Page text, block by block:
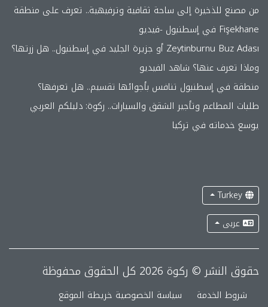
من مصنع للذخيرة إلى ساحة ثقافية وترفيهية.. تعرف على منطقة
Fişekhane في إسطنبول -فيديو
Zeytinburnu Buz Adası أو جزيرة الجليد في إسطنبول.. هل زرتها؟
وماذا تعرف عنها؟ شاهد الفيديو
منطقة في إسطنبول تنافس بأجوائها تقسيم.. هل تعرفها؟
طلبات المطاعم وتأجير الشقق والسيارات.. ركوة: دليلكم العربي
يوسع خدماته في تركيا
Turkey
عربى
حقوق النشر © ركوة 2026 كل الحقوق محفوظة
شروط الخدمة سياسة الخصوصية خريطة الموقع